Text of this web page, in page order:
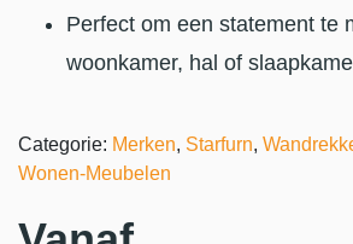
Perfect om een statement te
woonkamer, hal of
Categorie: Merken, Starfurn,
Wonen-Meubelen